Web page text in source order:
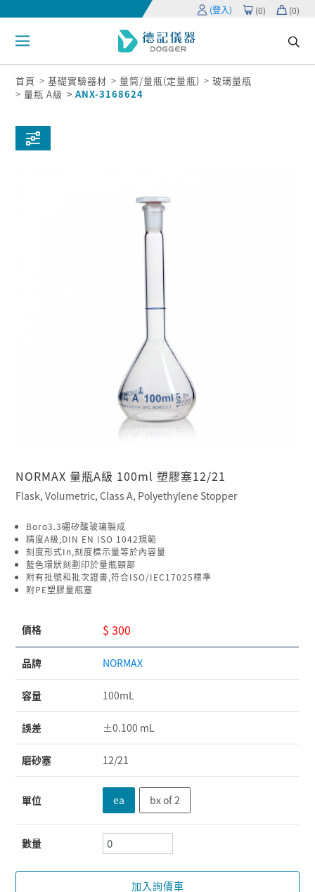
(登入) (0) (0)
首頁 基礎實驗器材 量筒/量瓶(定量瓶)
玻璃量瓶
量瓶 A級
ANX-3168624
NORMAX 量瓶A級 100ml 塑膠塞12/21
Flask, Volumetric, Class A, Polyethylene Stopper
Boro3.3硼矽酸玻璃製成
精度A級,DIN EN ISO 1042規範
刻度形式In,刻度標示量等於內容量
藍色環狀刻劃印於量瓶頸部
附有批號和批次證書,符合ISO/IEC17025標準
附PE塑膠量瓶塞
價格 $ 300
品牌 NORMAX
容量 100mL
誤差 ±0.100 mL
磨砂塞 12/21
單位 ea bx of 2
數量
加入詢價車